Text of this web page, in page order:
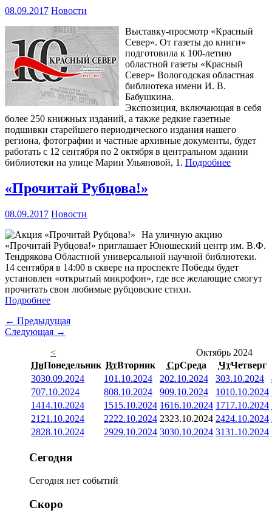
08.09.2017 Новости
Выставку-просмотр «Красный
Север». От газеты до книги»
подготовила к 100-летию
областной газеты «Красный
Север» Вологодская областная
библиотека имени И. В.
Бабушкина.
Экспозиция, включающая в себя
более 250 книжных изданий, а также редкие газетные
подшивки старейшего периодического издания нашего
региона, фотографии и частные архивные документы, будет
работать с 12 сентября по 2 октября в центральном здании
библиотеки на улице Марии Ульяновой, 1. Подробнее
«Прочитай Рубцова!»
08.09.2017 Новости
На уличную акцию
«Прочитай Рубцова!» приглашает Юношеский центр им. В.Ф.
Тендрякова Областной универсальной научной библиотеки.
14 сентября в 14:00 в сквере на проспекте Победы будет
установлен «открытый микрофон», где все желающие смогут
прочитать свои любимые рубцовские стихи.
Подробнее
← Предыдущая
Следующая →
<
Октябрь 2024
ПнПонедельник ВтВторник СрСреда ЧтЧетверг
3030.09.2024 101.10.2024 202.10.2024 303.10.2024
707.10.2024 808.10.2024 909.10.2024 1010.10.2024
1414.10.2024 1515.10.2024 1616.10.2024 1717.10.2024
21 21.10.2024 2222.10.2024 2323.10.2024 2424.10.2024
2828.10.2024 2929.10.2024 3030.10.2024 3131.10.2024
Сегодня
Сегодня нет событий
Скоро